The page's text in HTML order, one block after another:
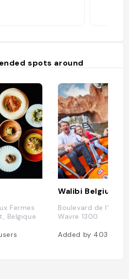
spots around
Fermes
Belgique
Walibi Belgium
Boulevard de
Wavre 1300
Added by 403